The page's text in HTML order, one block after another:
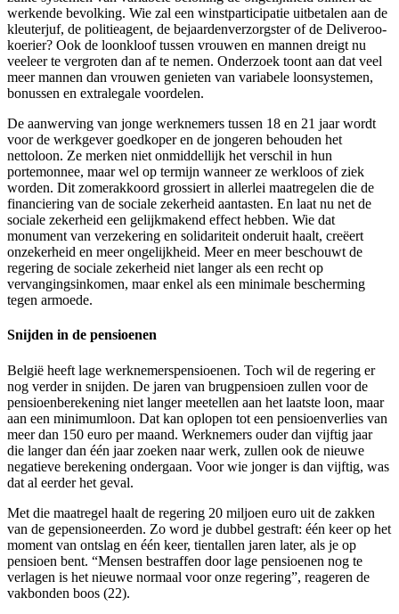
werkende bevolking. Wie zal een winstparticipatie uitbetalen aan de
kleuterjuf, de politieagent, de bejaardenverzorgster of de Deliveroo-
koerier? Ook de loonkloof tussen vrouwen en mannen dreigt nu
veeleer te vergroten dan af te nemen. Onderzoek toont aan dat veel
meer mannen dan vrouwen genieten van variabele loonsystemen,
bonussen en extralegale voordelen.
De aanwerving van jonge werknemers tussen 18 en 21 jaar wordt
voor de werkgever goedkoper en de jongeren behouden het
nettoloon. Ze merken niet onmiddellijk het verschil in hun
portemonnee, maar wel op termijn wanneer ze werkloos of ziek
worden. Dit zomerakkoord grossiert in allerlei maatregelen die de
financiering van de sociale zekerheid aantasten. En laat nu net de
sociale zekerheid een gelijkmakend effect hebben. Wie dat
monument van verzekering en solidariteit onderuit haalt, creëert
onzekerheid en meer ongelijkheid. Meer en meer beschouwt de
regering de sociale zekerheid niet langer als een recht op
vervangingsinkomen, maar enkel als een minimale bescherming
tegen armoede.
Snijden in de pensioenen
België heeft lage werknemerspensioenen. Toch wil de regering er
nog verder in snijden. De jaren van brugpensioen zullen voor de
pensioenberekening niet langer meetellen aan het laatste loon, maar
aan een minimumloon. Dat kan oplopen tot een pensioenverlies van
meer dan 150 euro per maand. Werknemers ouder dan vijftig jaar
die langer dan één jaar zoeken naar werk, zullen ook de nieuwe
negatieve berekening ondergaan. Voor wie jonger is dan vijftig, was
dat al eerder het geval.
Met die maatregel haalt de regering 20 miljoen euro uit de zakken
van de gepensioneerden. Zo word je dubbel gestraft: één keer op het
moment van ontslag en één keer, tientallen jaren later, als je op
pensioen bent. “Mensen bestraffen door lage pensioenen nog te
verlagen is het nieuwe normaal voor onze regering”, reageren de
vakbonden boos (22).